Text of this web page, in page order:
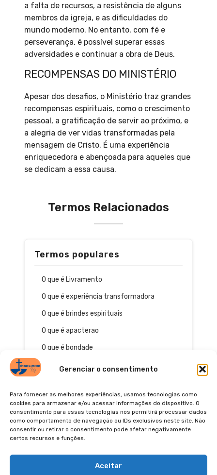
Gerenciar o consentimento
Para fornecer as melhores experiências, usamos tecnologias como
cookies para armazenar e/ou acessar informações do dispositivo. O
consentimento para essas tecnologias nos permitirá processar dados
como comportamento de navegação ou IDs exclusivos neste site. Não
consentir ou retirar o consentimento pode afetar negativamente
certos recursos e funções.
Aceitar
a falta de recursos, a resistência de alguns
membros da igreja, e as dificuldades do
mundo moderno. No entanto, com fé e
perseverança, é possível superar essas
adversidades e continuar a obra de Deus.
RECOMPENSAS DO MINISTÉRIO
Apesar dos desafios, o Ministério traz grandes
recompensas espirituais, como o crescimento
pessoal, a gratificação de servir ao próximo, e
a alegria de ver vidas transformadas pela
mensagem de Cristo. É uma experiência
enriquecedora e abençoada para aqueles que
se dedicam a essa causa.
Termos Relacionados
Termos populares
O que é Livramento
O que é experiência transformadora
O que é brindes espirituais
O que é apacterao
O que é bondade